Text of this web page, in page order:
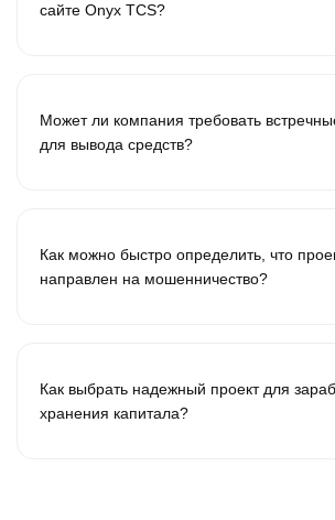
сайте Onyx TCS?
Может ли компания требовать
для вывода средств?
Как можно быстро определить, что
направлен на мошенничество?
Как выбрать надежный проект для
хранения капитала?